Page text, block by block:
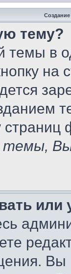
тему?
темы в
темы,
Вы